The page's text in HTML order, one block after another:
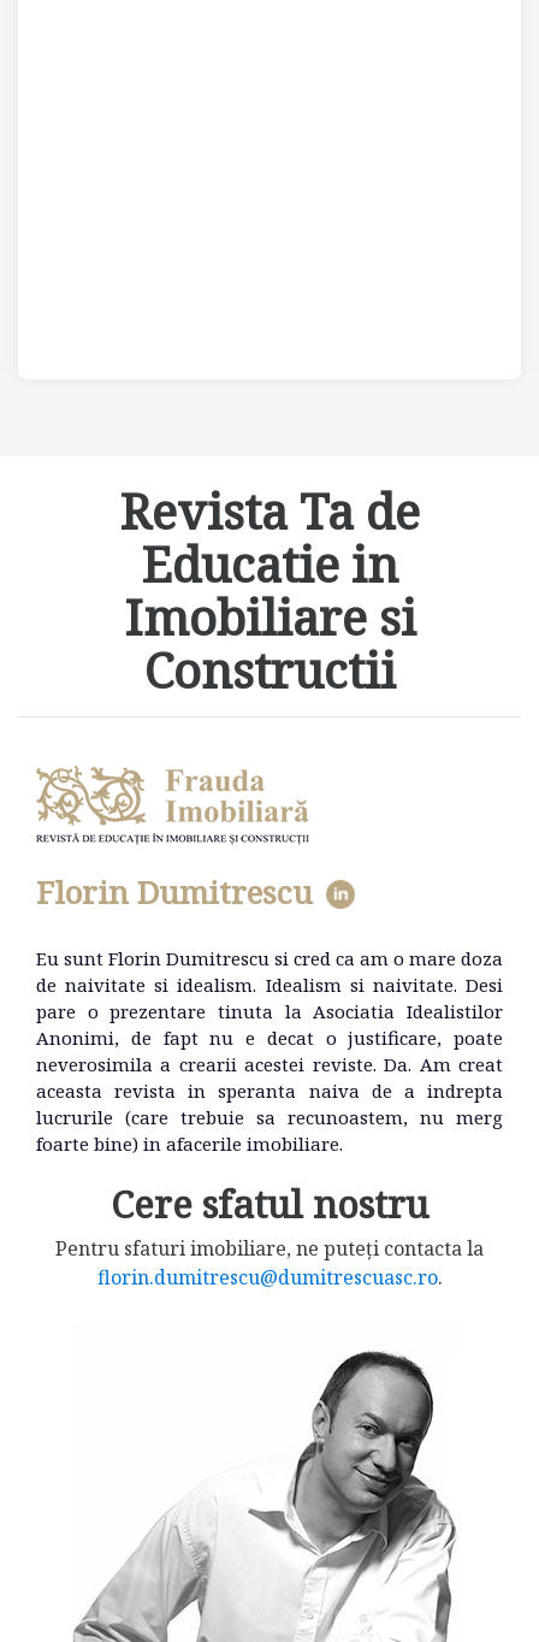
Revista Ta de
Educatie in
Imobiliare si
Constructii
Florin Dumitrescu
Eu sunt Florin Dumitrescu si cred ca am o mare doza
de naivitate si idealism. Idealism si naivitate. Desi
pare o prezentare tinuta la Asociatia Idealistilor
Anonimi, de fapt nu e decat o justificare, poate
neverosimila a crearii acestei reviste. Da. Am creat
aceasta revista in speranta naiva de a indrepta
lucrurile (care trebuie sa recunoastem, nu merg
foarte bine) in afacerile imobiliare.
Cere sfatul nostru
Pentru sfaturi imobiliare, ne puteți contacta la
florin.dumitrescu@dumitrescuasc.ro.